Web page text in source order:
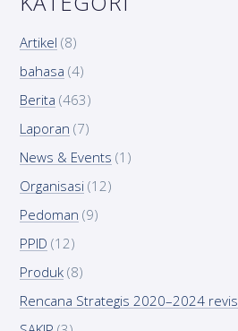
Artikel (8)
bahasa (4)
Berita (463)
Laporan (7)
News & Events (1)
Organisasi (12)
Pedoman (9)
PPID (12)
Produk (8)
Rencana Strategis 2020–2024